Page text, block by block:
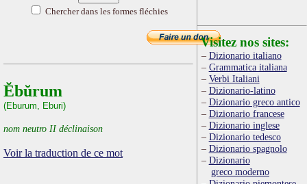
Chercher dans les formes fléchies
Ĕbŭrum
(Eburum, Eburi)
nom neutro II déclinaison
Voir la traduction de ce mot
Visitez nos sites:
Dizionario italiano
Grammatica italiana
Verbi Italiani
Dizionario-latino
Dizionario greco antico
Dizionario francese
Dizionario inglese
Dizionario tedesco
Dizionario spagnolo
Dizionario
greco moderno